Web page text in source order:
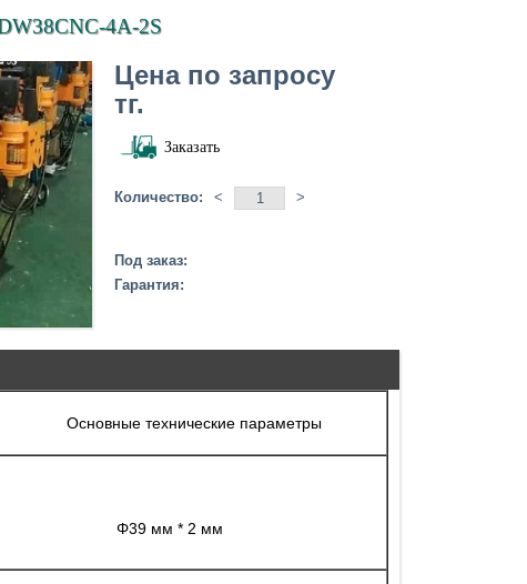
4A-2S
Цена по запросу
тг.
Заказать
Количество: < >
Под заказ:
Гарантия:
Основные технические параметры
Φ39 мм * 2 мм